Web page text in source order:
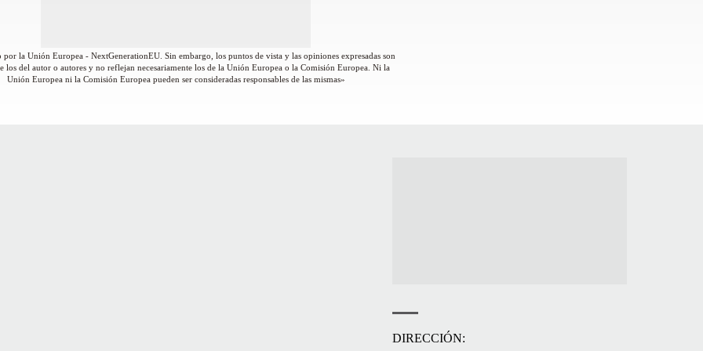
por la Unión Europea - NextGenerationEU. Sin embargo, los puntos de vista y las opiniones expresadas son
los del autor o autores y no reflejan necesariamente los de la Unión Europea o la Comisión Europea. Ni la
Unión Europea ni la Comisión Europea pueden ser consideradas responsables de las mismas»
DIRECCIÓN: